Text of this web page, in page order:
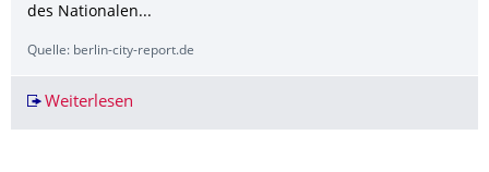
des Nationalen...
Quelle: berlin-city-report.de
Weiterlesen